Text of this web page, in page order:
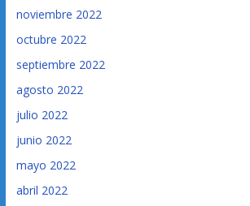
noviembre 2022
octubre 2022
septiembre 2022
agosto 2022
julio 2022
junio 2022
mayo 2022
abril 2022